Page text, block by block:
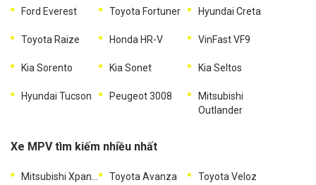
Ford Everest Toyota Fortuner Hyundai Creta
Toyota Raize Honda HR-V VinFast VF9
Kia Sorento Kia Sonet Kia Seltos
Hyundai Tucson Peugeot 3008
Mitsubishi
Outlander
Xe MPV tìm kiếm nhiều nhất
Toyota Avanza Toyota Veloz